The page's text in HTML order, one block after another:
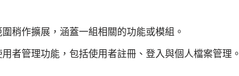
圍稍作擴展，涵蓋一組相關的功能或模組。
用者管理功能，包括使用者註冊、登入與個人檔案管理。